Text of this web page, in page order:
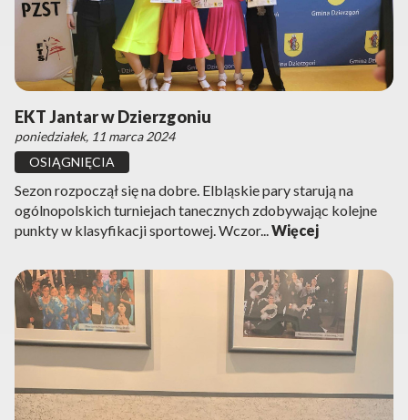
EKT Jantar w Dzierzgoniu
poniedziałek, 11 marca 2024
OSIĄGNIĘCIA
Sezon rozpoczął się na dobre. Elbląskie pary starują na
ogólnopolskich turniejach tanecznych zdobywając kolejne
punkty w klasyfikacji sportowej. Wczor...Więcej